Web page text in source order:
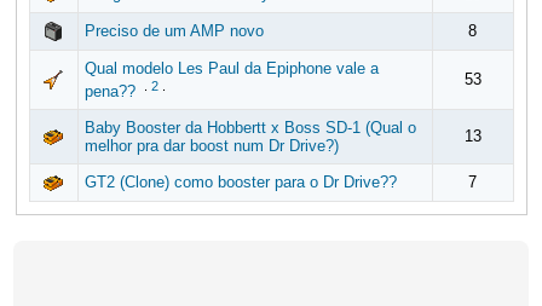
Preciso de um AMP novo 8
Qual modelo Les Paul da Epiphone vale a
pena??
2. 53
Baby Booster da Hobbertt x Boss SD-1 (Qual o
melhor pra dar boost num Dr Drive?)
13
GT2 (Clone) como booster para o Dr Drive?? 7